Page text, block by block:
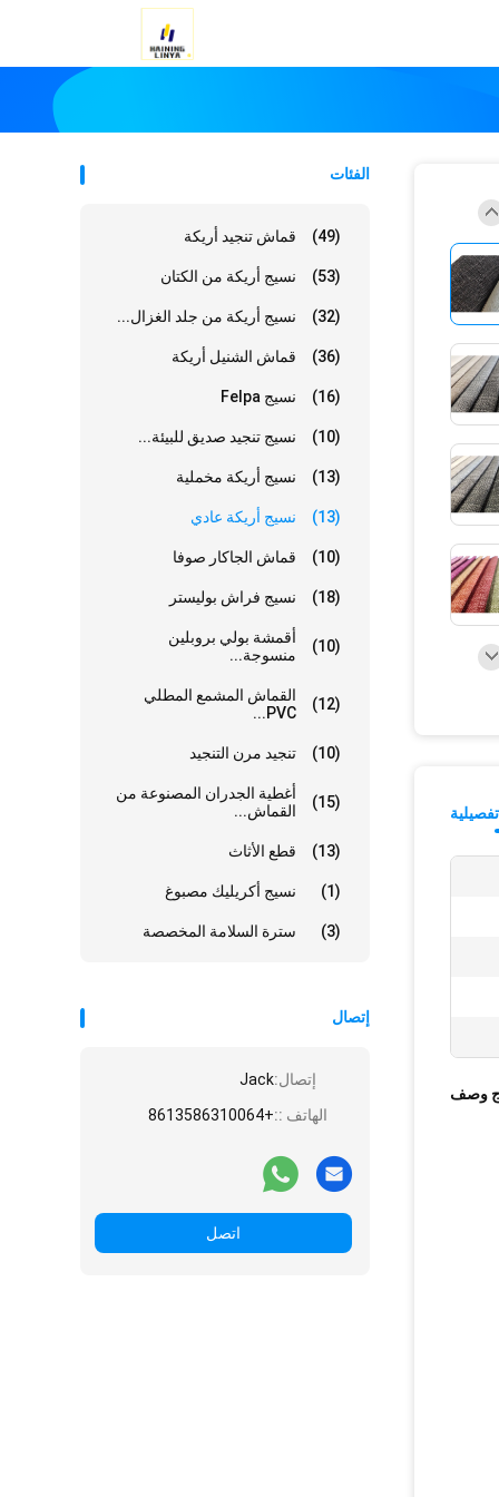
الفئات
قماش تنجيد أريكة (49)
نسيج أريكة من الكتان (53)
نسيج أريكة من جلد الغزال... (32)
قماش الشنيل أريكة (36)
نسيج Felpa (16)
نسيج تنجيد صديق للبيئة... (10)
نسيج أريكة مخملية (13)
نسيج أريكة عادي (13)
قماش الجاكار صوفا (10)
نسيج فراش بوليستر (18)
أقمشة بولي بروبلين
منسوجة...
(10)
القماش المشمع المطلي
PVC...
(12)
تنجيد مرن التنجيد (10)
أغطية الجدران المصنوعة من
القماش...
(15)
قطع الأثاث (13)
نسيج أكريليك مصبوغ (1)
سترة السلامة المخصصة (3)
إتصال
إتصال:Jack
الهاتف ::+8613586310064
اتصل
وصف